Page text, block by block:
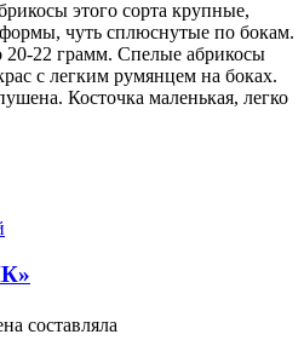
этого сорта крупные,
чуть сплюснутые по бокам.
20-22 грамм. Спелые абрикосы
с легким румянцем на боках.
Косточка маленькая, легко
составляла